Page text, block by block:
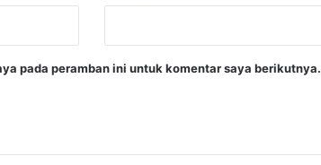
pada peramban ini untuk komentar saya berikutnya.